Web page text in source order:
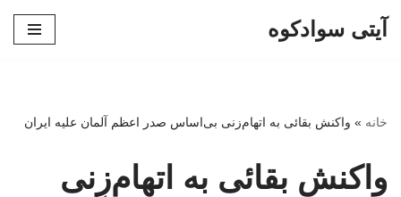
آیتی سوادکوه
خانه » واکنش بقائی به اتهام‌زنی بی‌اساس صدر اعظم آلمان علیه ایران
واکنش بقائی به اتهام‌زنی